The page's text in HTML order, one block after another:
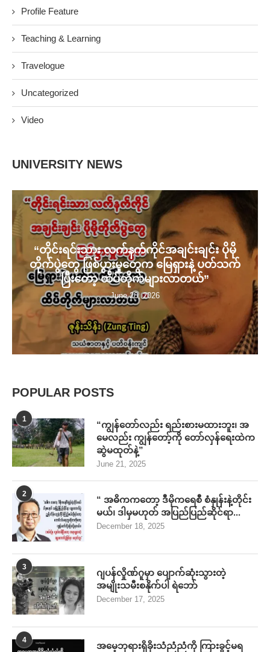
Profile Feature
Teaching & Learning
Travelogue
Uncategorized
Video
UNIVERSITY NEWS
“တိုင်းရင်းသား လက်နက်ကိုင်အချင်းချင်း ပိုမို
တိုက်ပွဲတွေ ဖြစ်ပွားမှုတွေက မြေရှားနဲ့ ပတ်သက်
ပြီးတော့ ထိပ်တိုက်များလာတယ်”
June 20, 2026
POPULAR POSTS
1
“ကျွန်တော်လည်း ရည်းစားမထားဘူး၊ အ
မေလည်း ကျွန်တော့်ကို တော်လှန်ရေးထဲက
ဆွဲမထုတ်နဲ့”
June 21, 2025
2
“ အဓိကကတော့ ဒီမိုကရေစီ စံနှုန်းနဲ့တိုင်း
မယ်၊ ဒါမှမဟုတ် အပြည်ပြည်ဆိုင်ရာ...
December 18, 2025
3
ဂျပန်လှိုဏ်ဂူမှာ ပျောက်ဆုံးသွားတဲ့
အမျိုးသမီးစနိုက်ပါ ရဲဘော်
December 17, 2025
4
အမေ့ဘုရားရှိခိုးသံညံညံကို ကြားခွင့်မရ